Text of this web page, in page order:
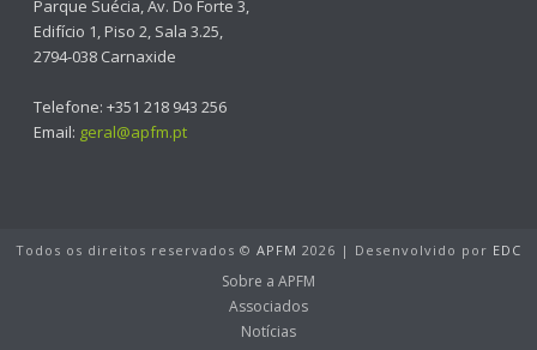
Parque Suécia, Av. Do Forte 3,
Edifício 1, Piso 2, Sala 3.25,
2794-038 Carnaxide
Telefone: +351 218 943 256
Email: geral@apfm.pt
Todos os direitos reservados © APFM 2026 | Desenvolvido por EDC
Sobre a APFM
Associados
Notícias